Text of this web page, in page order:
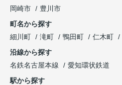
岡崎市
豊川市
町名から探す
細川町
滝町 鴨田町 仁木町
沿線から探す
名鉄名古屋本線
愛知環状鉄道
駅から探す